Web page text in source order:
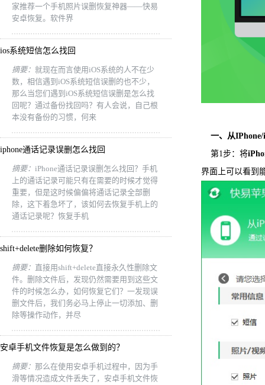
家推荐一个手机照片误删恢复神器——快易
安卓恢复。软件界
ios系统短信怎么找回
摘要： 就现在而言使用iOS系统的人不在少
数，相信遇到iOS系统短信误删的也不少，
那么当您们遇到iOS系统短信误删是怎么找
回呢？通过备份找回吗？有人会说，自己根
本没有备份的习惯，何来
iphone通话记录误删怎么找回
摘要： iPhone通话记录误删怎么找回？手机
上的通话记录可能只有在需要的时候才觉得
重要，但是这时候偏偏将通话记录全部删
除，这下着急坏了，该如何去恢复手机上的
通话记录呢？恢复手机
shift+delete删除如何恢复？
摘要： 直接用shift+delete直接永久性删除文
件。删除文件后，发现仍然需要用到这些文
件的时候怎么办，如何恢复它们？一发现误
删文件后，我们务必马上停止一切添加、删
除等操作动作，并尽
安卓手机文件恢复是怎么做到的？
摘要： 那么在使用安卓手机过程中，因为手
滑等情况造成文件丢失了，安卓手机文件恢
一、从IPhone/
第1步：将
界面上可以看到